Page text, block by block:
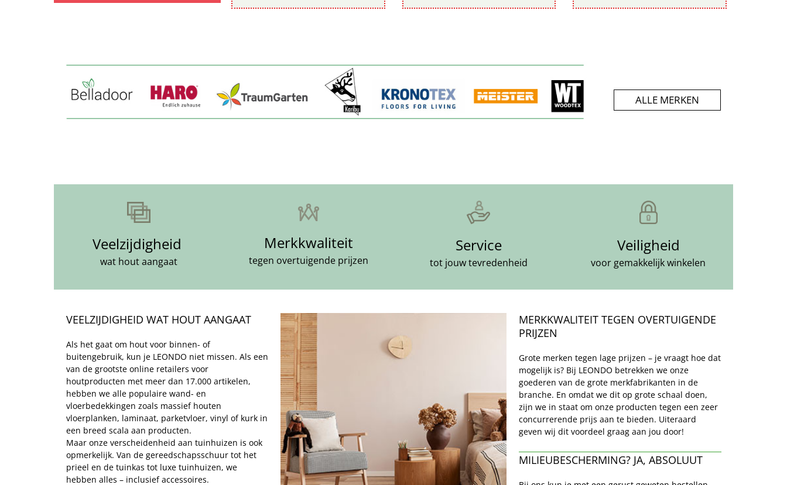
         ALLE MERKEN
VEELZIJDIGHEID WAT HOUT AANGAAT
Als het gaat om hout voor binnen- of
buitengebruik, kun je LEONDO niet missen. Als een
van de grootste online retailers voor
houtproducten met meer dan 17.000 artikelen,
hebben we alle populaire wand- en
vloerbedekkingen zoals massief houten
vloerplanken, laminaat, parketvloer, vinyl of kurk in
een breed scala aan producten.
Maar onze verscheidenheid aan tuinhuizen is ook
opmerkelijk. Van de gereedschapsschuur tot het
prieel en de tuinkas tot luxe tuinhuizen, we
hebben alles – inclusief accessoires.
MILIEUBESCHERMING? JA, ABSOLUUT
MERKKWALITEIT TEGEN OVERTUIGENDE
PRIJZEN
Grote merken tegen lage prijzen – je vraagt hoe dat
mogelijk is? Bij LEONDO betrekken we onze
goederen van de grote merkfabrikanten in de
branche. En omdat we dit op grote schaal doen,
zijn we in staat om onze producten tegen een zeer
concurrerende prijs aan te bieden. Uiteraard
geven wij dit voordeel graag aan jou door!
Veelzijdigheid
wat hout aangaat
Merkkwaliteit
tegen overtuigende prijzen
Service
tot jouw tevredenheid
Veiligheid
voor gemakkelijk winkelen